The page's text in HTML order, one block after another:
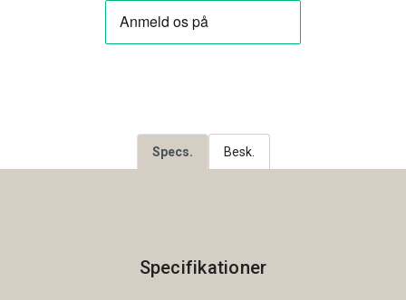
Specs. Besk.
Specifikationer